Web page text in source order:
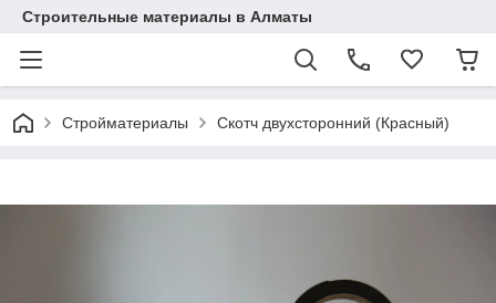
Строительные материалы в Алматы
Стройматериалы Скотч двухсторонний (Красный)